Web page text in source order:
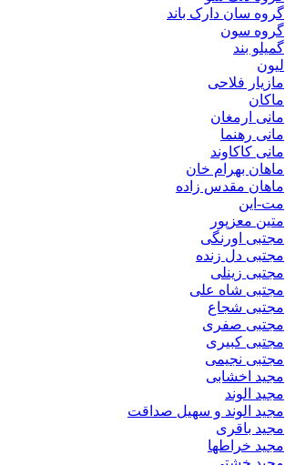
گروه سان دارک باند
گروه سون
گمیلو بند
لیون
مازیار فلاحی
ماکان
مانی ارمغان
مانی رهنما
مانی کاکاوند
ماهان بهرام خان
ماهان مقدس زاده
مت-این
متین معزپور
مجتبی اورنگی
مجتبی دل زنده
مجتبی زینلی
مجتبی شاه علی
مجتبی شجاع
مجتبی صفری
مجتبی کبیری
مجتبی نجیمی
مجید اخشابی
مجید الوند‎
مجید الوند و سهیل صداقت
مجید باقری
مجید خراطها